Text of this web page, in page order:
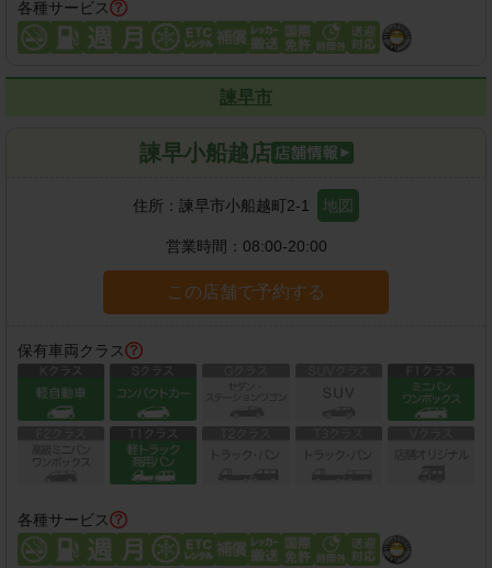
各種サービス
諫早市
諫早小船越店
住所： 諫早市小船越町2-1 地図
営業時間： 08:00-20:00
この店舗で予約する
保有車両クラス
各種サービス